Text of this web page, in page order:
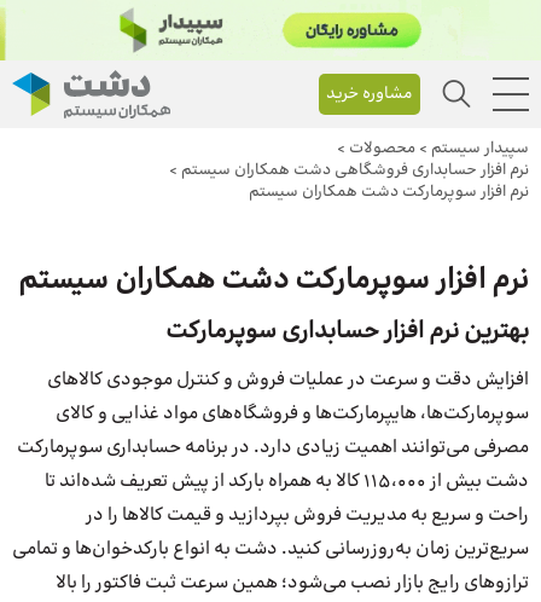
مشاوره خرید
سپیدار سیستم > محصولات >
نرم افزار حسابداری فروشگاهی دشت همکاران سیستم >
نرم افزار سوپرمارکت دشت همکاران سیستم
نرم افزار سوپرمارکت دشت همکاران سیستم
بهترین نرم افزار حسابداری سوپرمارکت
افزایش دقت و سرعت در عملیات فروش و کنترل موجودی کالاهای
سوپرمارکت‌ها، هایپرمارکت‌ها و فروشگاه‌های مواد غذایی و کالای
مصرفی می‌توانند اهمیت زیادی دارد. در برنامه حسابداری سوپرمارکت
دشت بیش از 115،000 کالا به همراه بارکد از پیش تعریف شده‌اند تا
راحت و سریع به مدیریت فروش بپردازید و قیمت کالاها را در
سریع‌ترین زمان به‌روزرسانی کنید. دشت به انواع بارکدخوان‌ها و تمامی
ترازوهای رایج بازار نصب می‌شود؛ همین سرعت ثبت فاکتور را بالا